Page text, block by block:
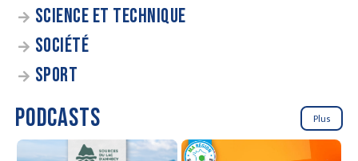
SCIENCE ET TECHNIQUE
SOCIÉTÉ
SPORT
PODCASTS Plus